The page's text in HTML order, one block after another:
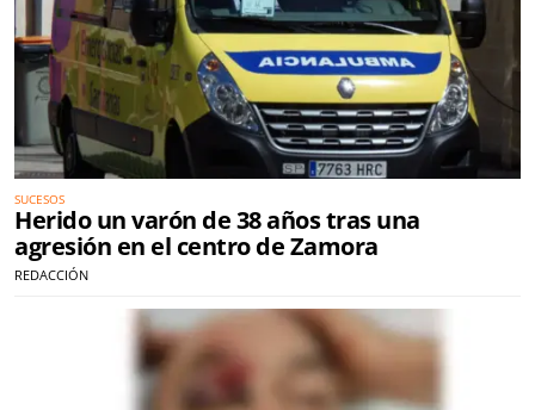
SUCESOS
Herido un varón de 38 años tras una
agresión en el centro de Zamora
REDACCIÓN